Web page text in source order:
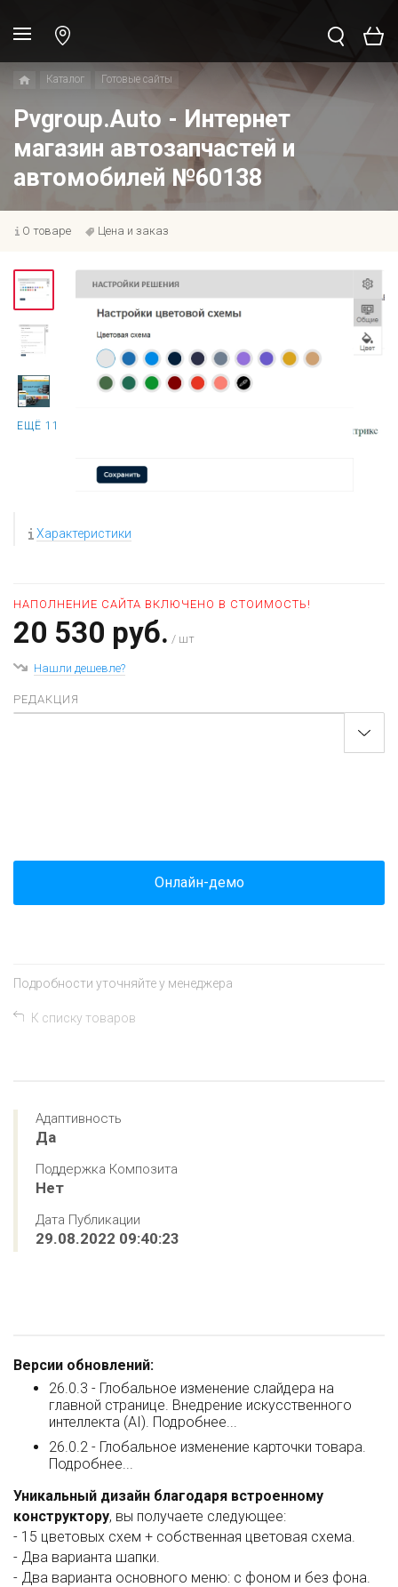
Каталог Готовые сайты
Pvgroup.Auto - Интернет
магазин автозапчастей и
автомобилей №60138
О товаре Цена и заказ
ЕЩЁ 11
Характеристики
НАПОЛНЕНИЕ САЙТА ВКЛЮЧЕНО В СТОИМОСТЬ!
20 530 руб. / шт
Нашли дешевле?
РЕДАКЦИЯ
Онлайн-демо
Подробности уточняйте у менеджера
К списку товаров
Адаптивность
Да
Поддержка Композита
Нет
Дата Публикации
29.08.2022 09:40:23
Версии обновлений:
26.0.3 - Глобальное изменение слайдера на
главной странице. Внедрение искусственного
интеллекта (AI). Подробнее...
26.0.2 - Глобальное изменение карточки товара.
Подробнее...
Уникальный дизайн благодаря встроенному
конструктору, вы получаете следующее:
- 15 цветовых схем + собственная цветовая схема.
- Два варианта шапки.
- Два варианта основного меню: с фоном и без фона.